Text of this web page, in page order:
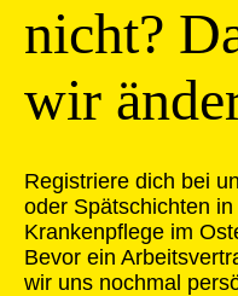
nicht?
wir
Registriere dich bei
oder Spätschichten
Krankenpflege im
Bevor ein
wir uns nochmal